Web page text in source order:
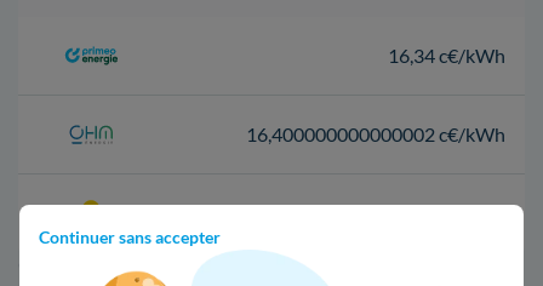
Continuer sans accepter
16,34 c€/kWh
16,400000000000002 c€/kWh
17,83 c€/kWh
*Prix TTC pour un forfait base d’une puissance de 6 kVA